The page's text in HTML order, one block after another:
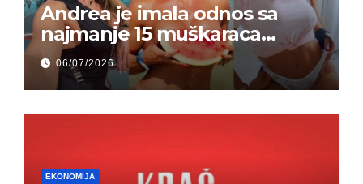
Andrea je imala odnos sa
najmanje 15 muškaraca
odjednom – „Doktor mi je
rekao…“ (FOTO)
06/07/2026
EKONOMIJA